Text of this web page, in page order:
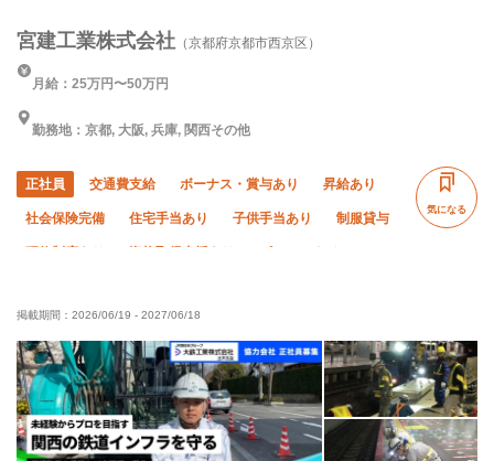
宮建工業株式会社 （京都府京都市西京区）
月給：25万円〜50万円
勤務地：京都, 大阪, 兵庫, 関西その他
正社員 交通費支給 ボーナス・賞与あり 昇給あり
社会保険完備 住宅手当あり 子供手当あり 制服貸与
50代以上活躍中 夜勤あり
車・バイク通勤OK 転勤なし 年末年始休暇 夏季休暇
気になる
掲載期間： 2026/06/19 - 2027/06/18